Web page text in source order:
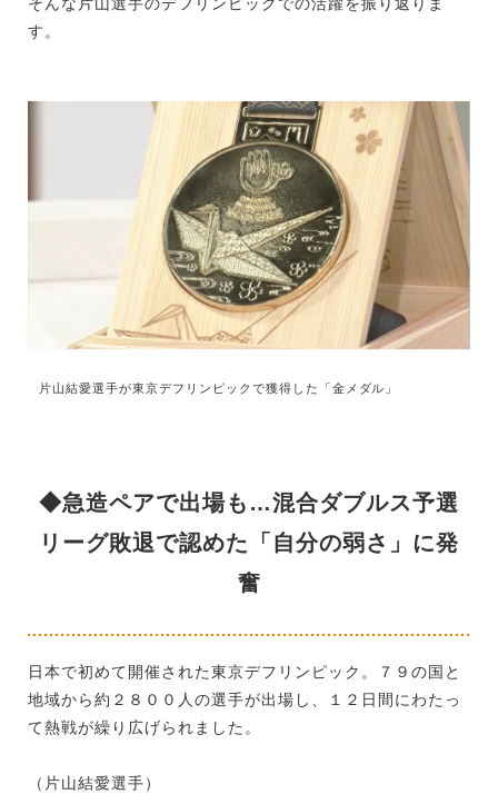
す。
片山結愛選手が東京デフリンピックで獲得した「金メダル」
◆急造ペアで出場も…混合ダブルス予選
リーグ敗退で認めた「自分の弱さ」に発
奮
日本で初めて開催された東京デフリンピック。７９の国と
地域から約２８００人の選手が出場し、１２日間にわたっ
て熱戦が繰り広げられました。
（片山結愛選手）